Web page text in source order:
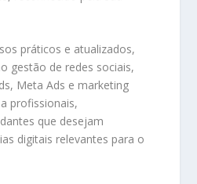
práticos e atualizados,
gestão de redes sociais,
Meta Ads e marketing
profissionais,
que desejam
digitais relevantes para o